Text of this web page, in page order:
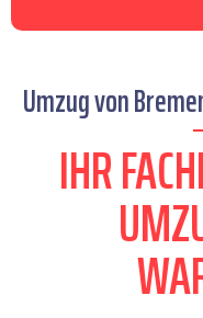
Umzug von
IHR